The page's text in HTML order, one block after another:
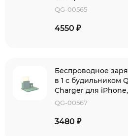
QG-00565
4550 ₽
Беспроводное
в 1 с будильником
Charger для
QG-00567
3480 ₽